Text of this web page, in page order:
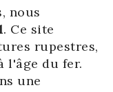
nous
. Ce site
rupestres,
l'âge du fer.
une